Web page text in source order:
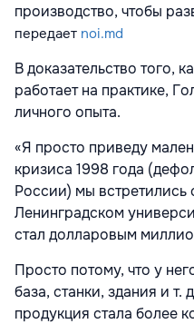
производство, чтобы
передает noi.md
В доказательство того,
работает на практике,
личного опыта.
«Я просто приведу
кризиса 1998 года
России) мы встретились
Ленинградском
стал долларовым
Просто потому, что у
база, станки, здания и т.
продукция стала более